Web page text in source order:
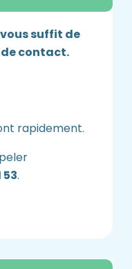
suffit de
contact.
rapidement.
53.